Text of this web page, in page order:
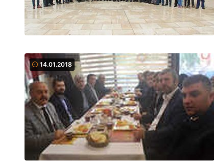
14.01.2018